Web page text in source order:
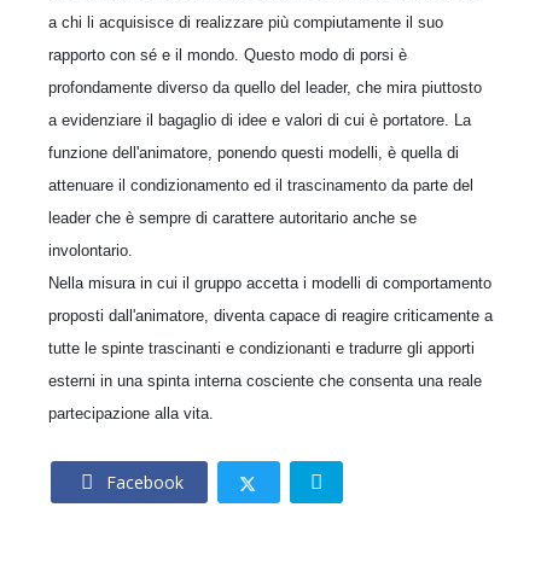
a chi li acquisisce di realizzare più compiutamente il suo
rapporto con sé e il mondo. Questo modo di porsi è
profondamente diverso da quello del leader, che mira piuttosto
a evidenziare il bagaglio di idee e valori di cui è portatore. La
funzione dell'animatore, ponendo questi modelli, è quella di
attenuare il condizionamento ed il trascinamento da parte del
leader che è sempre di carattere autoritario anche se
involontario.
Nella misura in cui il gruppo accetta i modelli di comportamento
proposti dall'animatore, diventa capace di reagire criticamente a
tutte le spinte trascinanti e condizionanti e tradurre gli apporti
esterni in una spinta interna cosciente che consenta una reale
partecipazione alla vita.
Facebook